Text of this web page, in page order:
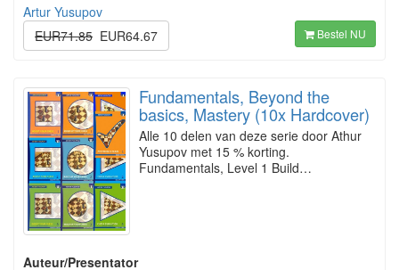
Artur Yusupov
EUR71.85 EUR64.67 Bestel NU
Fundamentals, Beyond the
basics, Mastery (10x Hardcover)
Alle 10 delen van deze serie door Athur
Yusupov met 15 % korting.
Fundamentals, Level 1 Build…
Auteur/Presentator